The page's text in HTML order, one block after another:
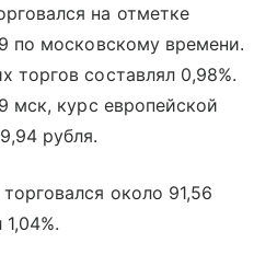
на отметке
по московскому времени.
торгов составлял 0,98%.
мск, курс европейской
рубля.
около 91,56